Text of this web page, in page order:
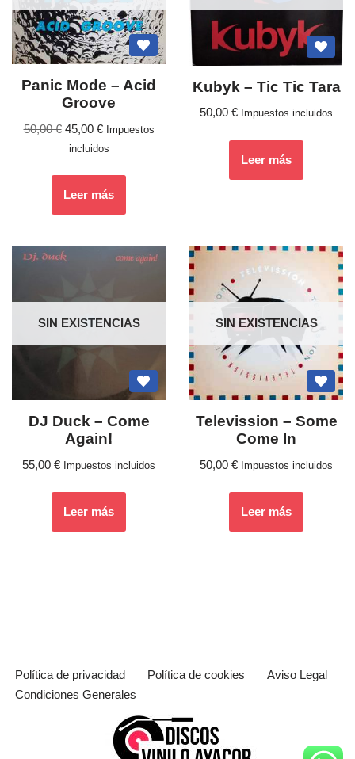
Panic Mode – Acid
Groove
50,00€ 45,00 €
Impuestos
incluidos
Leer más
Kubyk – Tic Tic Tara
50,00 € Impuestos incluidos
Leer más
SIN EXISTENCIAS
DJ Duck – Come
Again!
55,00 € Impuestos incluidos
Leer más
SIN EXISTENCIAS
Televission ‎– Some
Come In
50,00 € Impuestos incluidos
Leer más
Política de privacidad Política de cookies
Aviso Legal
Condiciones Generales